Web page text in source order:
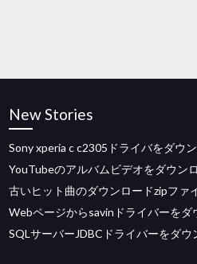
New Stories
Sony xperia c c2305ドライバをダウ
YouTubeのアルバムビデオをダウン
古いヒット曲のダウンロードzipファ
Webページからsavinドライバーをダ
SQLサーバーJDBCドライバーをダウ